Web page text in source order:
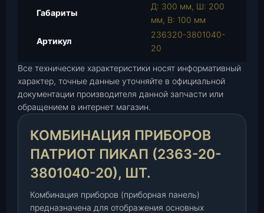
н
а
ц
и
п
р
и
б
р
Габариты
Д: 300 мм, Ш: 200
мм, В: 100 мм
Артикул
236320-3801040-
20
Все технические характеристики носят информативный
характер, точные данные уточняйте в официальной
документации производителя данной запчасти или
обращением в интернет магазин.
КОМБИНАЦИЯ ПРИБОРОВ
ПАТРИОТ ПИКАП (2363-20-
3801040-20), ШТ.
Комбинация приборов (приборная панель)
предназначена для отображения основных